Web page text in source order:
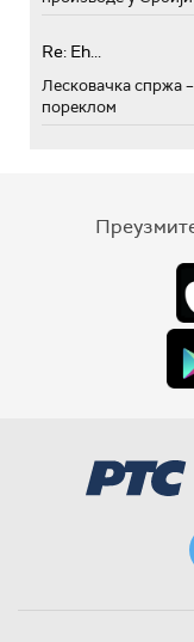
Re: Eh...
Лесковачка спржа
пореклом